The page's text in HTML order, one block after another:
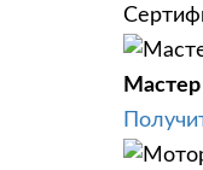
Мастер